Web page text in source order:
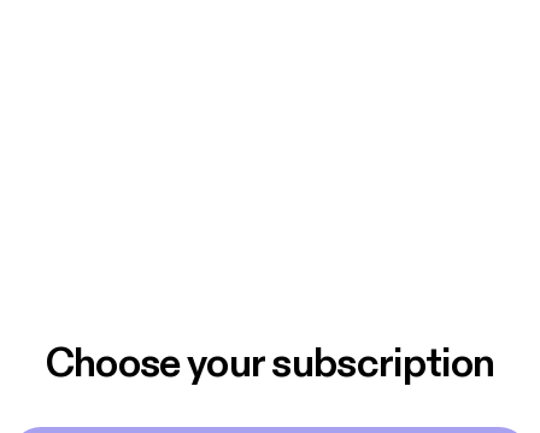
Choose your subscription